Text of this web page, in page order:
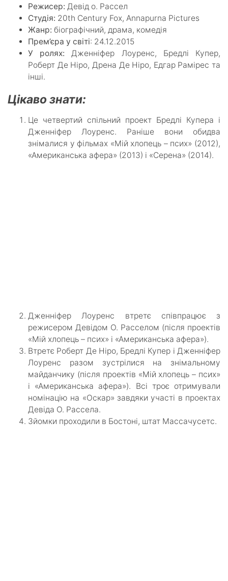
Режисер: Девід о. Рассел
Студія: 20th Century Fox, Annapurna Pictures
Жанр: біографічний, драма, комедія
Прем’єра у світі: 24.12.2015
У ролях: Дженніфер Лоуренс, Бредлі Купер,
Роберт Де Ніро, Дрена Де Ніро, Едгар Рамірес та
інші.
Цікаво знати:
Це четвертий спільний проект Бредлі Купера і
Дженніфер Лоуренс. Раніше вони обидва
знімалися у фільмах «Мій хлопець – псих» (2012),
«Американська афера» (2013) і «Серена» (2014).
Дженніфер Лоуренс втретє співпрацює з
режисером Девідом О. Расселом (після проектів
«Мій хлопець – псих» і «Американська афера»).
Втретє Роберт Де Ніро, Бредлі Купер і Дженніфер
Лоуренс разом зустрілися на знімальному
майданчику (після проектів «Мій хлопець – псих»
і «Американська афера»). Всі троє отримували
номінацію на «Оскар» завдяки участі в проектах
Девіда О. Рассела.
Зйомки проходили в Бостоні, штат Массачусетс.